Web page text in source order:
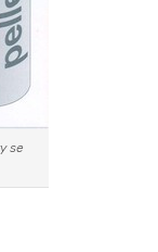
se